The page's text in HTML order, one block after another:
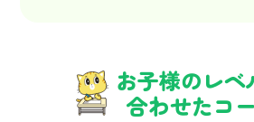
お子様のレベ
合わせたコ